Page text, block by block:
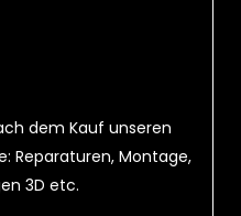
dem Kauf unseren
Reparaturen, Montage,
3D etc.